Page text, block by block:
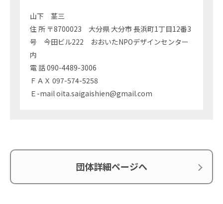
山下 茎三
住 所 〒8700023 大分県 大分市 長浜町1丁目12番3
号 今田ビル222 おおいたNPOデザインセンター
内
電 話 090-4489-3006
ＦＡＸ 097-574-5258
Ｅ-mail oita.saigaishien@gmail.com
団体詳細ページへ